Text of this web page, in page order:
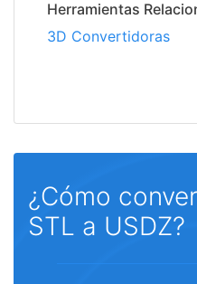
Herramientas
3D Convertidoras
¿Cómo
STL a USDZ?